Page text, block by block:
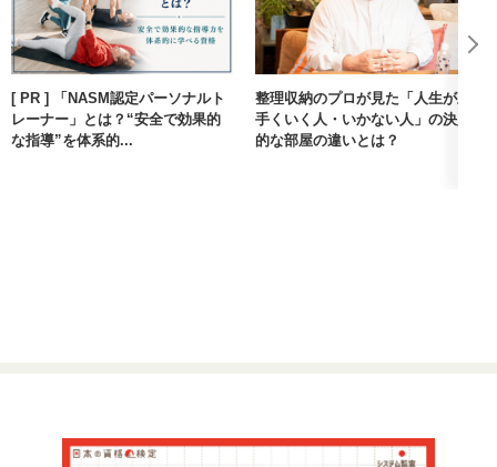
[ PR ] 「NASM認定パーソナルト
レーナー」とは？“安全で効果的
な指導”を体系的...
整理収納のプロが見た「人生が上
手くいく人・いかない人」の決定
的な部屋の違いとは？